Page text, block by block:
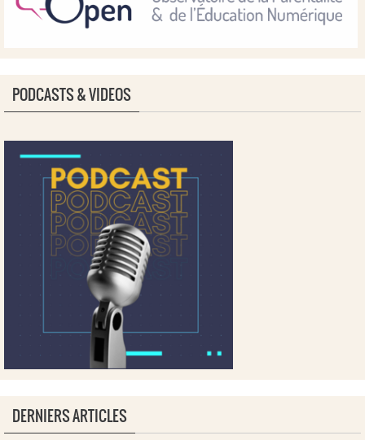
PODCASTS & VIDEOS
DERNIERS ARTICLES